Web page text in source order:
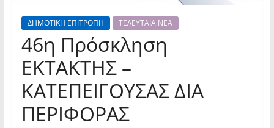
ΔΗΜΟΤΙΚΗ ΕΠΙΤΡΟΠΗ ΤΕΛΕΥΤΑΙΑ ΝΕΑ
46η Πρόσκληση
ΕΚΤΑΚΤΗΣ –
ΚΑΤΕΠΕΙΓΟΥΣΑΣ ΔΙΑ
ΠΕΡΙΦΟΡΑΣ